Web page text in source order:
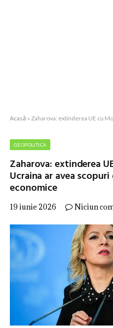
Acasă » Zaharova: extinderea UE cu Moldova și
GEOPOLITICA
Zaharova: extinderea
Ucraina ar avea
economice
19 iunie 2026 Niciun